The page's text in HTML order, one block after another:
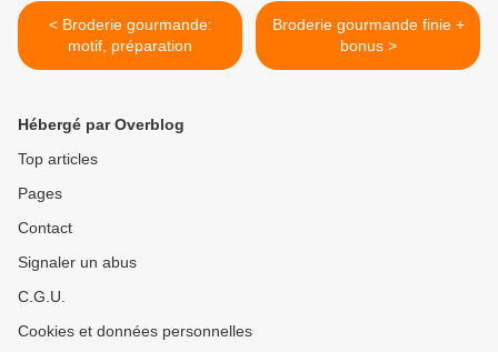
< Broderie gourmande:
motif, préparation
Broderie gourmande finie +
bonus >
Hébergé par Overblog
Top articles
Pages
Contact
Signaler un abus
C.G.U.
Cookies et données personnelles